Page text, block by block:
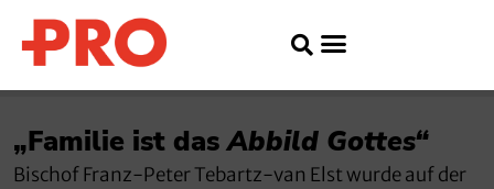
„Familie ist dasAbbild Gottes“
Bischof Franz-Peter Tebartz-van Elst wurde auf der